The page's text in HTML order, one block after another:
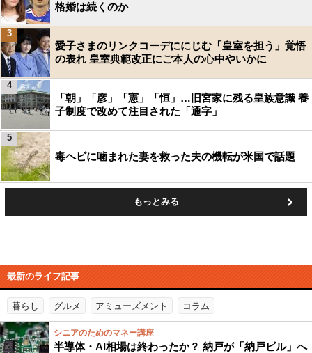
格婚は続くのか
愛子さまのリンクコーデににじむ「皇室を担う」覚悟
の表れ 皇室典範改正にご本人の心中やいかに
3
「朝」「彦」「憲」「恒」…旧宮家に残る皇族意識 養
子制度で改めて注目された「通字」
4
毒ヘビに噛まれた妻を救った夫の機転が米国で話題
5
もっとみる
最新のライフ記事
暮らし グルメ アミューズメント コラム
シニアのためのマネー講座
半導体・AI相場は終わったか？ 納戸が「納戸ビル」へ